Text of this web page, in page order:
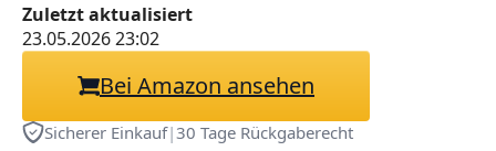
Zuletzt aktualisiert
23.05.2026 23:02
Bei Amazon ansehen
Sicherer Einkauf|30 Tage Rückgaberecht